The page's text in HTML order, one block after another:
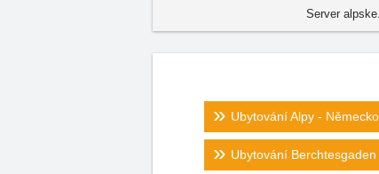
Server
Ubytování Alpy - Německo
Ubytování Berchtesgaden